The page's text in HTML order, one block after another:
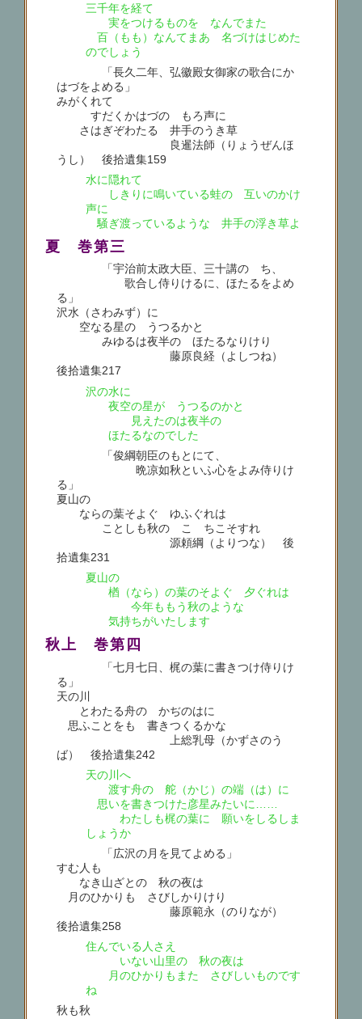
三千年を経て
実をつけるものを なんでまた
百（もも）なんてまあ 名づけはじめた
のでしょう
「長久二年、弘徽殿女御家の歌合にか
はづをよめる」
みがくれて
すだくかはづの もろ声に
さはぎぞわたる 井手のうき草
良暹法師（りょうぜんほ
うし） 後拾遺集159
水に隠れて
しきりに鳴いている蛙の 互いのかけ
声に
騒ぎ渡っているような 井手の浮き草よ
夏 巻第三
「宇治前太政大臣、三十講のゝち、
歌合し侍りけるに、ほたるをよめ
る」
沢水（さわみず）に
空なる星の うつるかと
みゆるは夜半の ほたるなりけり
藤原良経（よしつね）
後拾遺集217
沢の水に
夜空の星が うつるのかと
見えたのは夜半の
ほたるなのでした
「俊綱朝臣のもとにて、
晩凉如秋といふ心をよみ侍りけ
る」
夏山の
ならの葉そよぐ ゆふぐれは
ことしも秋の こゝちこそすれ
源頼綱（よりつな） 後
拾遺集231
夏山の
楢（なら）の葉のそよぐ 夕ぐれは
今年ももう秋のような
気持ちがいたします
秋上 巻第四
「七月七日、梶の葉に書きつけ侍りけ
る」
天の川
とわたる舟の かぢのはに
思ふことをも 書きつくるかな
上総乳母（かずさのう
ば） 後拾遺集242
天の川へ
渡す舟の 舵（かじ）の端（は）に
思いを書きつけた彦星みたいに……
わたしも梶の葉に 願いをしるしま
しょうか
「広沢の月を見てよめる」
すむ人も
なき山ざとの 秋の夜は
月のひかりも さびしかりけり
藤原範永（のりなが）
後拾遺集258
住んでいる人さえ
いない山里の 秋の夜は
月のひかりもまた さびしいものです
ね
秋も秋